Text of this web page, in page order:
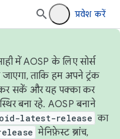
प्रवेश करें
में AOSP के लिए सोर्स
ताकि हम अपने ट्रंक
सकें और यह पक्का कर
बना रहे. AOSP बनाने
latest-release का
मेनिफ़ेस्ट ब्रांच,